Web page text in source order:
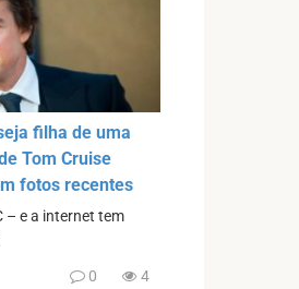
filha de uma
Tom Cruise
fotos recentes
– e a internet tem
0 4